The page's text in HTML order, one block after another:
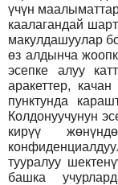
үчүн
каалагандай
макулдашуулар
өз алдынча
эсепке алуу
аракеттер,
пунктунда
Колдонуучунун
кирүү
тууралуу
башка